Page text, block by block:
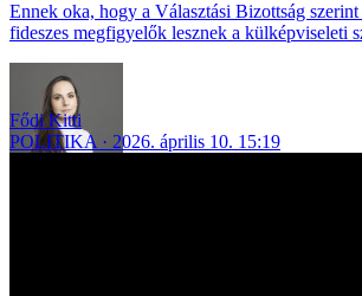
Ennek oka, hogy a Választási Bizottság
fideszes megfigyelők lesznek a külképviseleti
Fődi Kitti
POLITIKA
2026. április 10. 15:19